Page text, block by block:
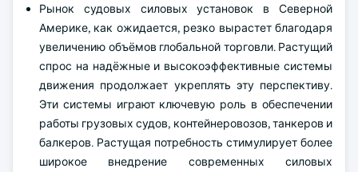
Рынок судовых силовых установок в Северной
Америке, как ожидается, резко вырастет благодаря
увеличению объёмов глобальной торговли. Растущий
спрос на надёжные и высокоэффективные системы
движения продолжает укреплять эту перспективу.
Эти системы играют ключевую роль в обеспечении
работы грузовых судов, контейнеровозов, танкеров и
балкеров. Растущая потребность стимулирует более
широкое внедрение современных силовых